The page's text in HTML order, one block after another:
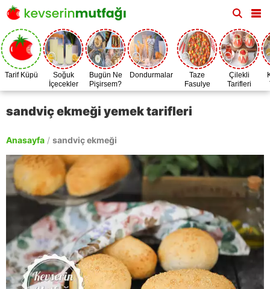
Tarif Küpü
Soğuk
İçecekler
Bugün Ne
Pişirsem?
Dondurmalar
Taze
Fasulye
Zamanı
Çilekli
Tarifleri
sandviç ekmeği yemek tarifleri
Anasayfa / sandviç ekmeği